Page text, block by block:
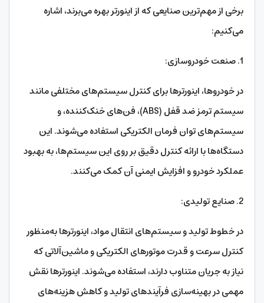
برخی از مهم‌ترین صنایعی که از اینورتر بهره می‌برند، اشاره
می‌کنیم:
1. صنعت خودروسازی:
در خودروها، اینورترها برای کنترل سیستم‌های مختلفی مانند
سیستم ترمز ضد قفل (ABS)، فن‌های خنک‌کننده، و
سیستم‌های توان فرمان الکتریکی استفاده می‌شوند. این
دستگاه‌ها با ارائه کنترل دقیق بر روی این سیستم‌ها، به بهبود
عملکرد خودرو و افزایش ایمنی آن کمک می‌کنند.
2. صنایع تولیدی:
در خطوط تولید و سیستم‌های انتقال مواد، اینورترها به‌منظور
کنترل سرعت و قدرت موتورهای الکتریکی و ماشین‌آلاتی که
نیاز به جریان متناوب دارند، استفاده می‌شوند. اینورترها نقش
مهمی در بهینه‌سازی فرآیندهای تولید و کاهش هزینه‌های